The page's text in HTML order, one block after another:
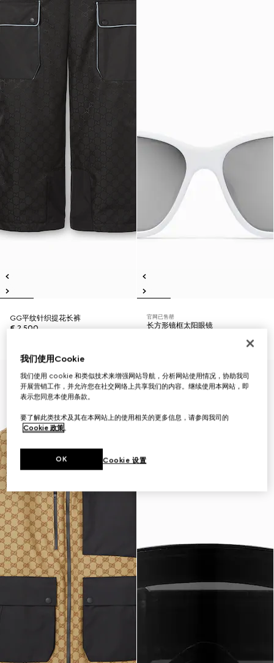
GG平纹针织提花长裤
€ 2.500
官网已售罄
长方形镜框太阳眼镜
我们使用Cookie
我们使用 cookie 和类似技术来增强网站导航，分析网站使用情况，协助我司
开展营销工作，并允许您在社交网络上共享我们的内容。继续使用本网站，即
表示您同意本使用条款。
要了解此类技术及其在本网站上的使用相关的更多信息，请参阅我司的
Cookie 政策。
Cookie 设置
OK